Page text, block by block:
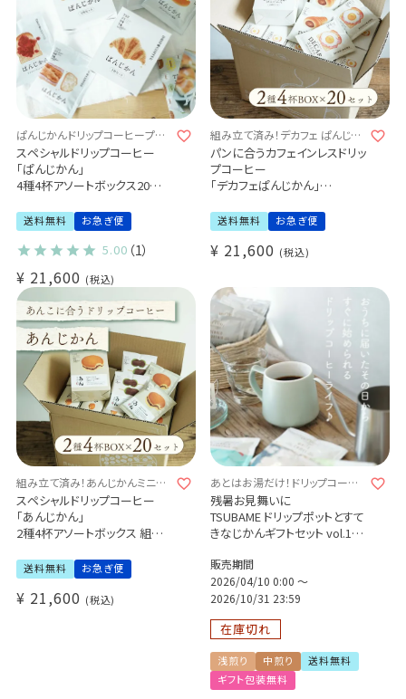
ぱんじかんドリップコーヒープチ
ギフト♪
スペシャルドリップコーヒー
「ぱんじかん」
4種4杯アソートボックス20個セ
プチギフト送料無料
ばらまき用 結婚式 引き出物 ノ
ベルティ (sdc)
送料無料 お急ぎ便
5.00 （1）
¥ 21,600 税込
組み立て済み！デカフェ ぱんじか
んミニボックス♪
パンに合うカフェインレスドリッ
プコーヒー
「デカフェぱんじかん」
組み立て済み20個セット
おかずパンに合う珈琲
おやつパンに合う珈琲
送料無料 お急ぎ便
¥ 21,600 税込
組み立て済み！あんじかんミニボ
ックス♪
スペシャルドリップコーヒー
「あんじかん」
2種4杯アソートボックス 組み
プチギフトに 送料無料
送料無料 お急ぎ便
¥ 21,600 税込
あとはお湯だけ！ドリップコーヒ
ーギフト！
残暑お見舞いに
TSUBAME ドリップポットとすて
きなじかんギフトセット vol.1
TSUBAME ドリップポット
ドリップコーヒー4種8杯
販売期間
2026/04/10 0:00〜
2026/10/31 23:59
在庫切れ
浅煎り 中煎り
送料無料
ギフト包装無料